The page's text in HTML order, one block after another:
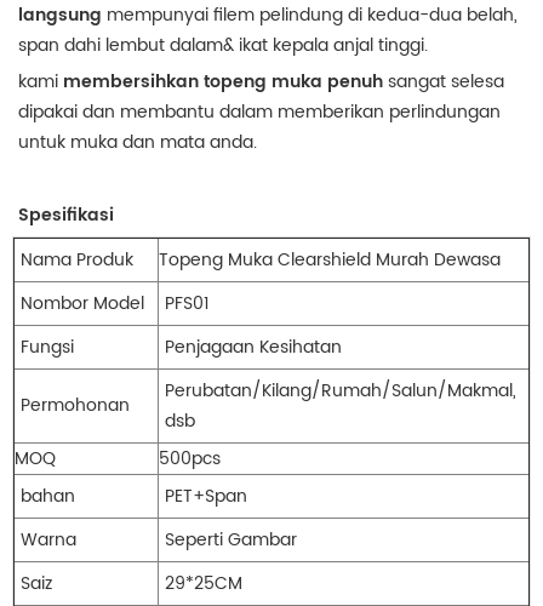
langsung mempunyai filem pelindung di kedua-dua belah,
span dahi lembut dalam& ikat kepala anjal tinggi.
kami membersihkan topeng muka penuhsangat selesa
dipakai dan membantu dalam memberikan perlindungan
untuk muka dan mata anda.
Spesifikasi
Nama Produk
Topeng Muka Clearshield Murah Dewasa
Nombor Model
PFS01
Fungsi
Penjagaan Kesihatan
Permohonan
Perubatan/Kilang/Rumah/Salun/Makmal,
dsb
MOQ
500pcs
bahan
PET+Span
Warna
Seperti Gambar
Saiz
29*25CM